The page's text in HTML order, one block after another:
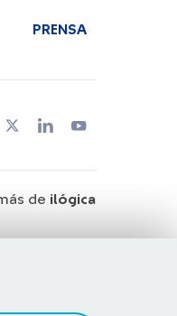
PRENSA
de ilógica